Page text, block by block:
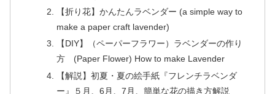
【折り花】かんたんラベンダー (a simple way to
make a paper craft lavender)
【DIY】（ペーパーフラワー）ラベンダーの作り
方 (Paper Flower) How to make Lavender
【解説】初夏・夏の絵手紙『フレンチラベンダ
ー』５月、6月、7月、簡単な花の描き方解説